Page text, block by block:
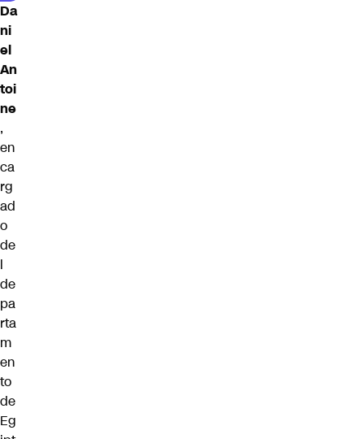
Da
ni
el
An
toi
ne
,
en
ca
rg
ad
o
de
l
de
pa
rta
m
en
to
de
Eg